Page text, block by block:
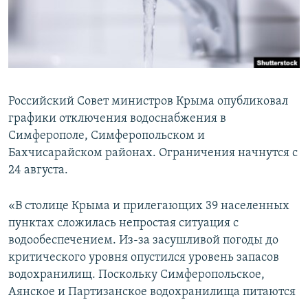
Все сайты RFE/RL
Российский Совет министров Крыма опубликовал
графики отключения водоснабжения в
Симферополе, Симферопольском и
Бахчисарайском районах. Ограничения начнутся с
24 августа.
«В столице Крыма и прилегающих 39 населенных
пунктах сложилась непростая ситуация c
водообеспечением. Из-за засушливой погоды до
критического уровня опустился уровень запасов
водохранилищ. Поскольку Симферопольское,
Аянское и Партизанское водохранилища питаются